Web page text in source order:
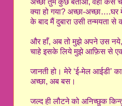
क्या हो गया? अच्छा-
के बाद मैं दुबारा उसी तन्मयता से
और हाँ, अब तो मुझे अपने उस नये,
चाहे इसके लिये मुझे आफ़िस से एक
जानती हो। मेरे ‘ई-मेल आईडी’
अच्छा, अब बस।
जल्द ही लौटने को अनिच्छुक